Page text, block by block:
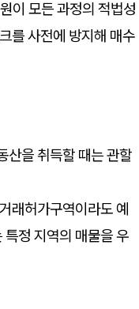
이 모든 과정의 적법성
를 사전에 방지해 매수
산을 취득할 때는 관할
래허가구역이라도 예
정 지역의 매물을 우